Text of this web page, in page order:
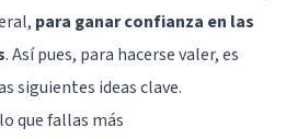
para ganar confianza en las
. Así pues, para hacerse valer, es
siguientes ideas clave.
que fallas más